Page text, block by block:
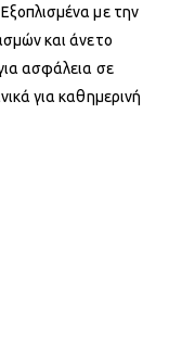
με την
και άνετο
ασφάλεια σε
για καθημερινή